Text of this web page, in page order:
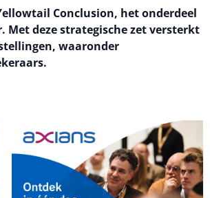
Conclusion, het onderdeel
deze strategische zet versterkt
waaronder